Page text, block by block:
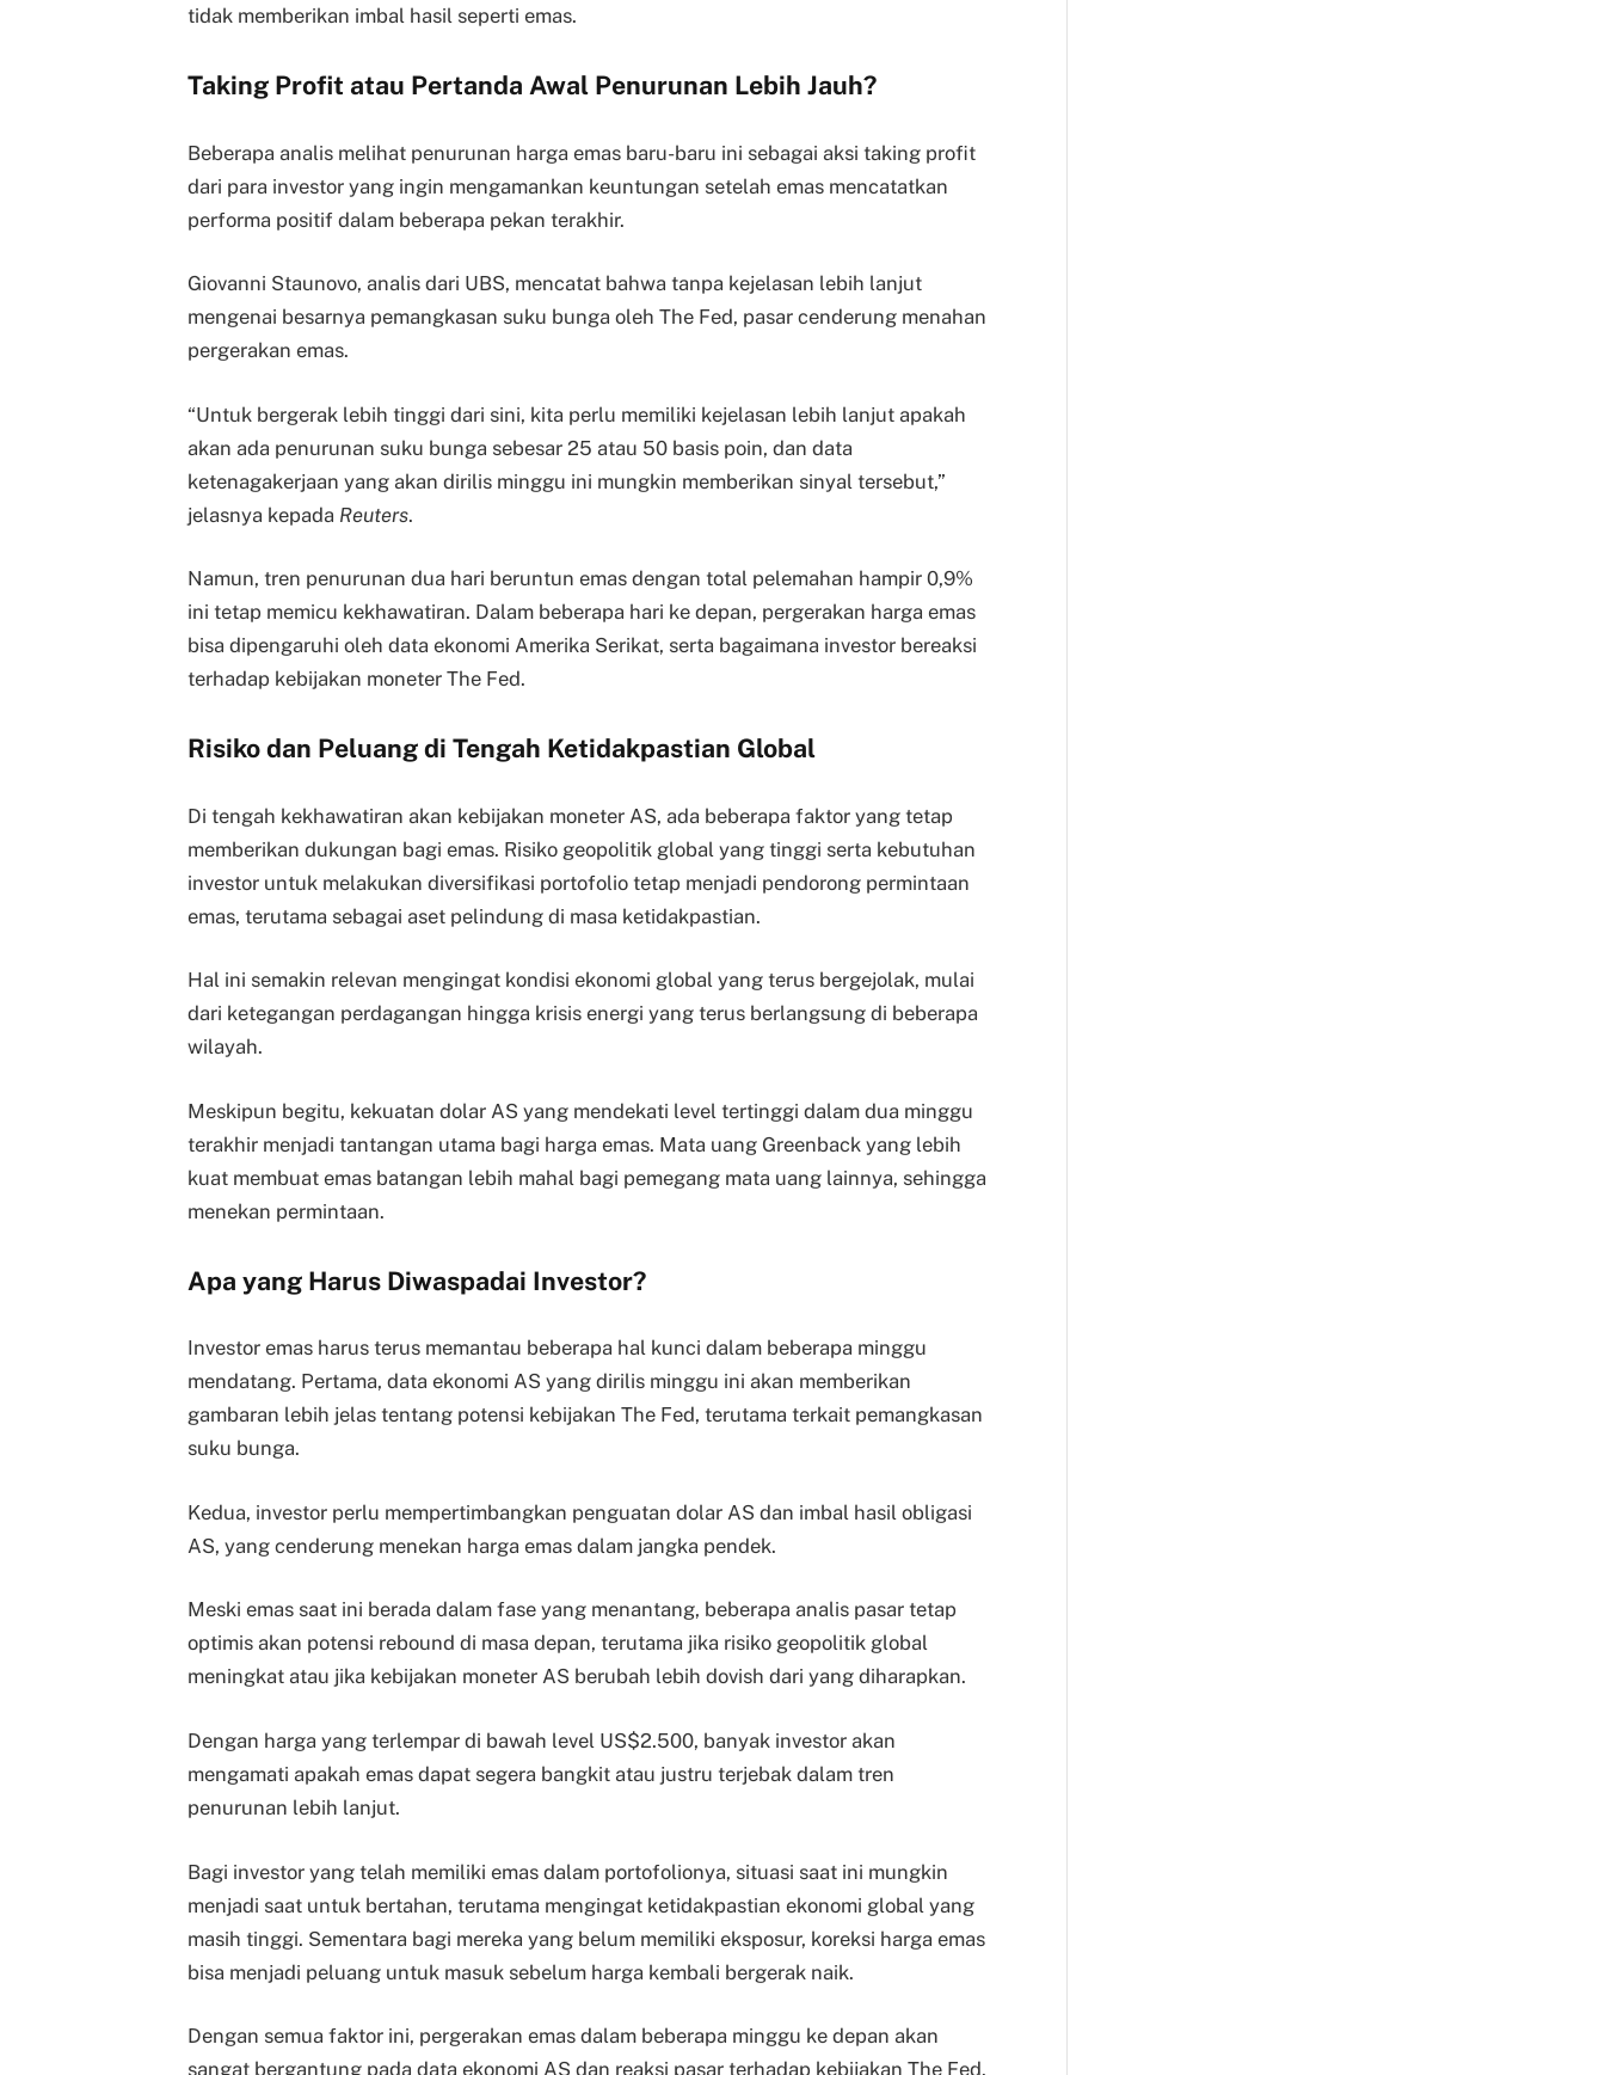
tidak memberikan imbal hasil seperti emas.
Taking Profit atau Pertanda Awal Penurunan Lebih Jauh?
Beberapa analis melihat penurunan harga emas baru-baru ini sebagai aksi taking profit
dari para investor yang ingin mengamankan keuntungan setelah emas mencatatkan
performa positif dalam beberapa pekan terakhir.
Giovanni Staunovo, analis dari UBS, mencatat bahwa tanpa kejelasan lebih lanjut
mengenai besarnya pemangkasan suku bunga oleh The Fed, pasar cenderung menahan
pergerakan emas.
“Untuk bergerak lebih tinggi dari sini, kita perlu memiliki kejelasan lebih lanjut apakah
akan ada penurunan suku bunga sebesar 25 atau 50 basis poin, dan data
ketenagakerjaan yang akan dirilis minggu ini mungkin memberikan sinyal tersebut,”
jelasnya kepada Reuters.
Namun, tren penurunan dua hari beruntun emas dengan total pelemahan hampir 0,9%
ini tetap memicu kekhawatiran. Dalam beberapa hari ke depan, pergerakan harga emas
bisa dipengaruhi oleh data ekonomi Amerika Serikat, serta bagaimana investor bereaksi
terhadap kebijakan moneter The Fed.
Risiko dan Peluang di Tengah Ketidakpastian Global
Di tengah kekhawatiran akan kebijakan moneter AS, ada beberapa faktor yang tetap
memberikan dukungan bagi emas. Risiko geopolitik global yang tinggi serta kebutuhan
investor untuk melakukan diversifikasi portofolio tetap menjadi pendorong permintaan
emas, terutama sebagai aset pelindung di masa ketidakpastian.
Hal ini semakin relevan mengingat kondisi ekonomi global yang terus bergejolak, mulai
dari ketegangan perdagangan hingga krisis energi yang terus berlangsung di beberapa
wilayah.
Meskipun begitu, kekuatan dolar AS yang mendekati level tertinggi dalam dua minggu
terakhir menjadi tantangan utama bagi harga emas. Mata uang Greenback yang lebih
kuat membuat emas batangan lebih mahal bagi pemegang mata uang lainnya, sehingga
menekan permintaan.
Apa yang Harus Diwaspadai Investor?
Investor emas harus terus memantau beberapa hal kunci dalam beberapa minggu
mendatang. Pertama, data ekonomi AS yang dirilis minggu ini akan memberikan
gambaran lebih jelas tentang potensi kebijakan The Fed, terutama terkait pemangkasan
suku bunga.
Kedua, investor perlu mempertimbangkan penguatan dolar AS dan imbal hasil obligasi
AS, yang cenderung menekan harga emas dalam jangka pendek.
Meski emas saat ini berada dalam fase yang menantang, beberapa analis pasar tetap
optimis akan potensi rebound di masa depan, terutama jika risiko geopolitik global
meningkat atau jika kebijakan moneter AS berubah lebih dovish dari yang diharapkan.
Dengan harga yang terlempar di bawah level US$2.500, banyak investor akan
mengamati apakah emas dapat segera bangkit atau justru terjebak dalam tren
penurunan lebih lanjut.
Bagi investor yang telah memiliki emas dalam portofolionya, situasi saat ini mungkin
menjadi saat untuk bertahan, terutama mengingat ketidakpastian ekonomi global yang
masih tinggi. Sementara bagi mereka yang belum memiliki eksposur, koreksi harga emas
bisa menjadi peluang untuk masuk sebelum harga kembali bergerak naik.
Dengan semua faktor ini, pergerakan emas dalam beberapa minggu ke depan akan
sangat bergantung pada data ekonomi AS dan reaksi pasar terhadap kebijakan The Fed.